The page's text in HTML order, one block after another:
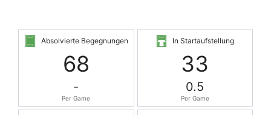
Absolvierte Begegnungen
68
-
Per Game
In Startaufstellung
33
0.5
Per Game